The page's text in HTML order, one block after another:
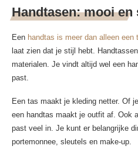
Handtasen: mooi en
Een handtas is meer dan alleen een
laat zien dat je stijl hebt.
materialen. Je vindt altijd wel een
past.
Een tas maakt je kleding netter. Of
een handtas maakt je outfit af. Ook
past veel in. Je kunt er belangrijke
portemonnee, sleutels en make-up.